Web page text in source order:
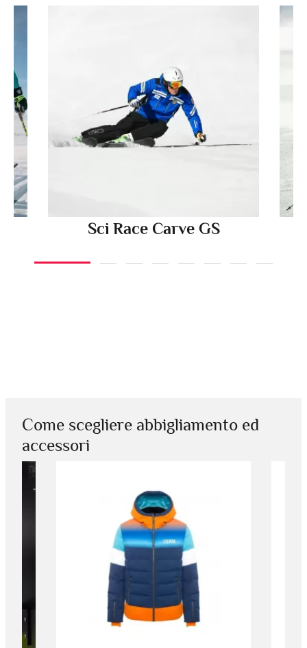
Sci Race Carve GS
Come scegliere abbigliamento ed
accessori